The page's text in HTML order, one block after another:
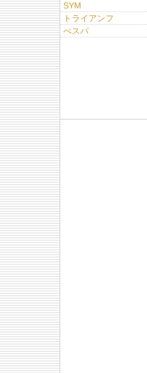
SYM
トライアンフ
べスパ